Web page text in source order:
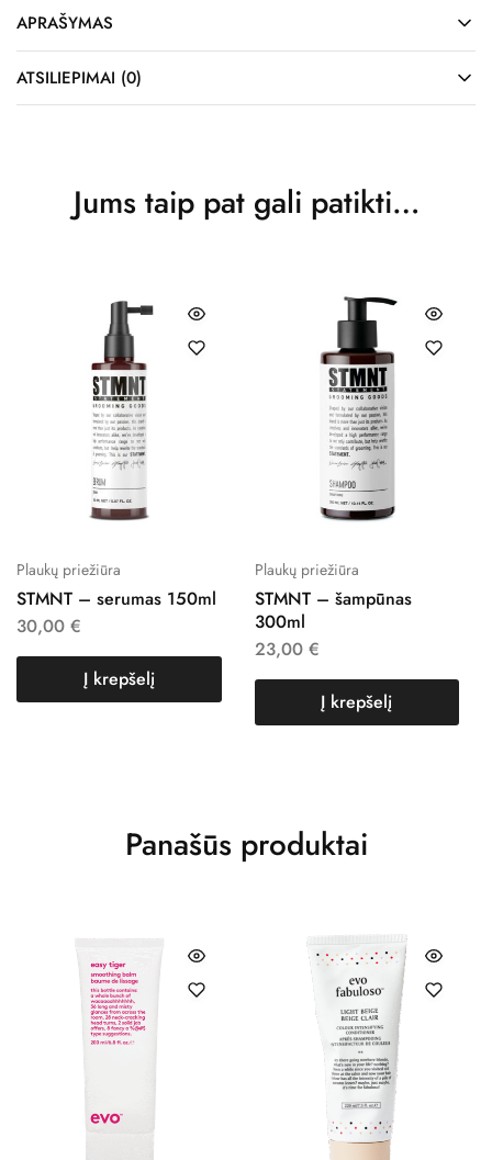
APRAŠYMAS
ATSILIEPIMAI (0)
Jums taip pat gali patikti…
Plaukų priežiūra
STMNT – serumas 150ml
30,00 €
Į krepšelį
Plaukų priežiūra
STMNT – šampūnas
300ml
23,00 €
Į krepšelį
Panašūs produktai